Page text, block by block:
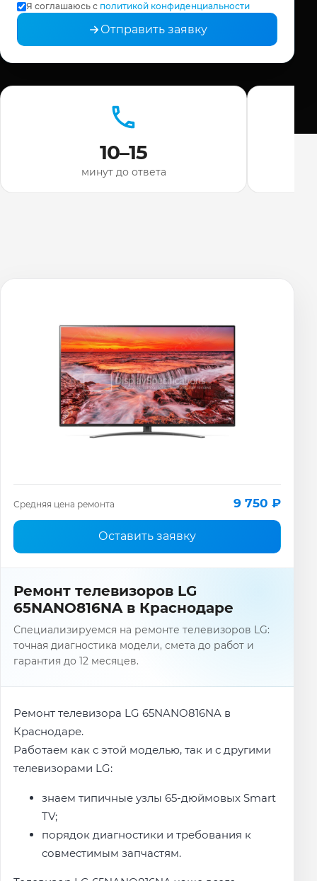
Я соглашаюсь с политикой конфиденциальности
Отправить заявку
10–15
минут до ответа
Средняя цена ремонта 9 750 ₽
Оставить заявку
Ремонт телевизоров LG
65NANO816NA в Краснодаре
Специализируемся на ремонте телевизоров LG:
точная диагностика модели, смета до работ и
гарантия до 12 месяцев.
Ремонт телевизора LG 65NANO816NA в
Краснодаре.
Работаем как с этой моделью, так и с другими
телевизорами LG:
знаем типичные узлы 65-дюймовых Smart
TV;
порядок диагностики и требования к
совместимым запчастям.